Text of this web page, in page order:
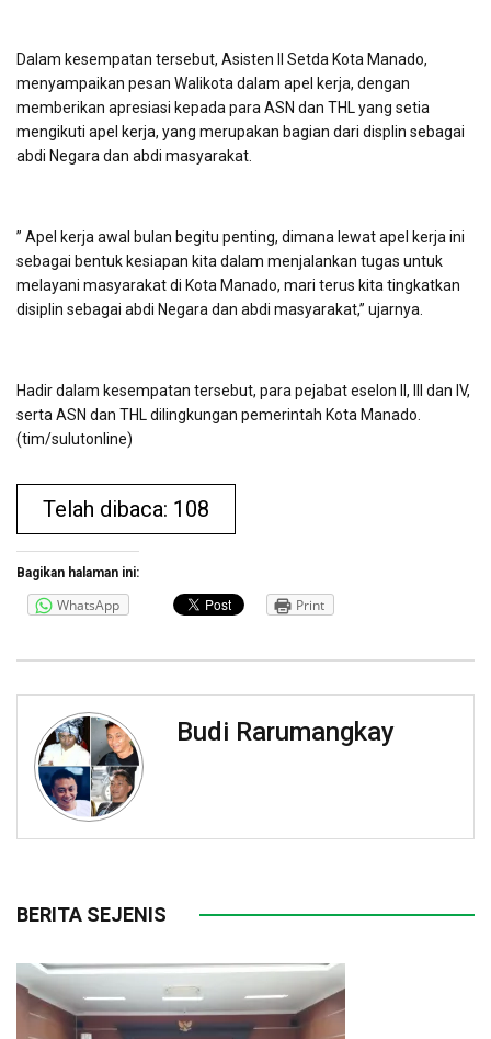
Dalam kesempatan tersebut, Asisten II Setda Kota Manado,
menyampaikan pesan Walikota dalam apel kerja, dengan
memberikan apresiasi kepada para ASN dan THL yang setia
mengikuti apel kerja, yang merupakan bagian dari displin sebagai
abdi Negara dan abdi masyarakat.
” Apel kerja awal bulan begitu penting, dimana lewat apel kerja ini
sebagai bentuk kesiapan kita dalam menjalankan tugas untuk
melayani masyarakat di Kota Manado, mari terus kita tingkatkan
disiplin sebagai abdi Negara dan abdi masyarakat,” ujarnya.
Hadir dalam kesempatan tersebut, para pejabat eselon II, III dan IV,
serta ASN dan THL dilingkungan pemerintah Kota Manado.
(tim/sulutonline)
Telah dibaca: 108
Bagikan halaman ini:
WhatsApp Print
Budi Rarumangkay
BERITA SEJENIS